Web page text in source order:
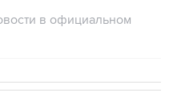
в официальном